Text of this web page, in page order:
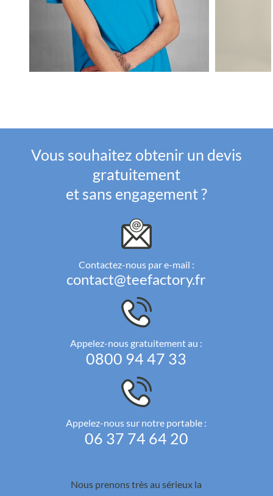
Vous souhaitez obtenir un devis
gratuitement
et sans engagement ?
Contactez-nous par e-mail :
contact@teefactory.fr
Appelez-nous gratuitement au :
0800 94 47 33
Appelez-nous sur notre portable :
06 37 74 64 20
Nous prenons très au sérieux la